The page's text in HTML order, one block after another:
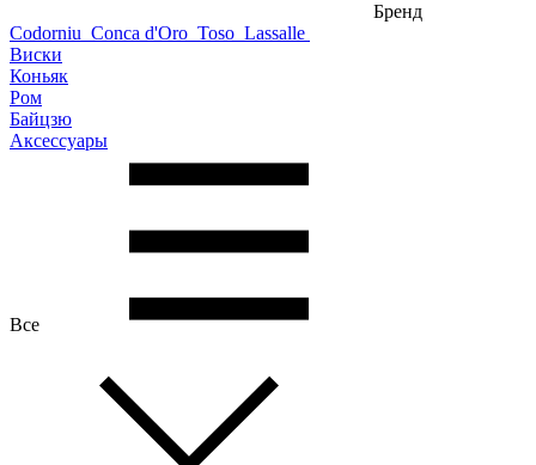
Бренд
Codorniu Conca d'Oro Toso Lassalle
Виски
Коньяк
Ром
Байцзю
Аксессуары
Все